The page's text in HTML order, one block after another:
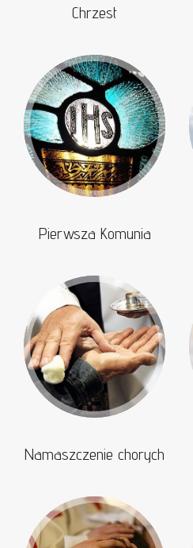
Chrzest
Pierwsza Komunia
Namaszczenie chorych